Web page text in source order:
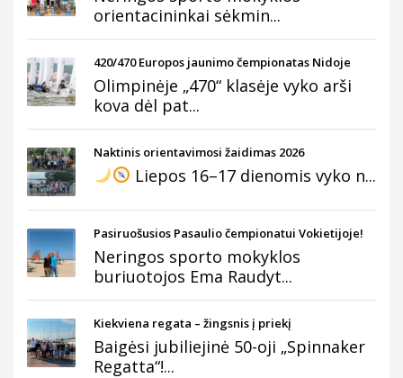
orientacininkai sėkmin...
420/470 Europos jaunimo čempionatas Nidoje
Olimpinėje „470“ klasėje vyko arši
kova dėl pat...
Naktinis orientavimosi žaidimas 2026
Liepos 16–17 dienomis vyko n...
Pasiruošusios Pasaulio čempionatui Vokietijoje!
Neringos sporto mokyklos
buriuotojos Ema Raudyt...
Kiekviena regata – žingsnis į priekį
Baigėsi jubiliejinė 50-oji „Spinnaker
Regatta“!...